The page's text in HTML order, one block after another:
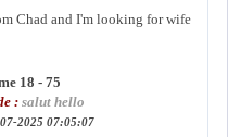
Chad and I'm looking for wife
18 - 75
: salut hello
2025 07:05:07